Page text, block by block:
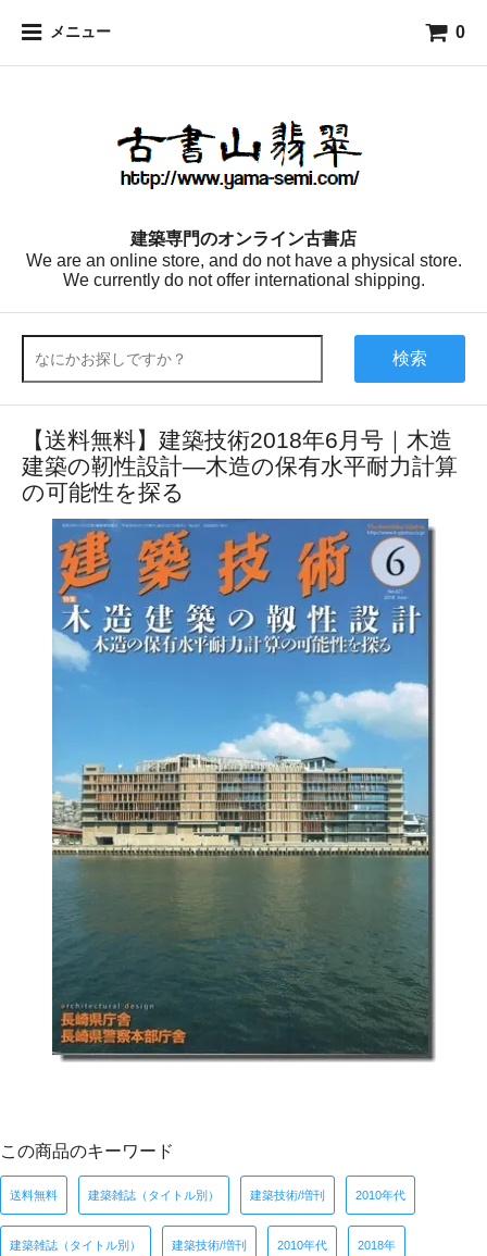
メニュー 0
建築専門のオンライン古書店
We are an online store, and do not have a physical store.
We currently do not offer international shipping.
検索
【送料無料】建築技術2018年6月号｜木造
建築の靭性設計―木造の保有水平耐力計算
の可能性を探る
この商品のキーワード
送料無料 建築雑誌（タイトル別） 建築技術/増刊 2010年代
建築雑誌（タイトル別） 建築技術/増刊 2010年代 2018年